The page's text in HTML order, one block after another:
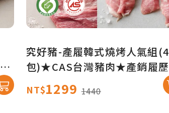
究好豬-產履韓式燒烤人氣組(4
包)★CAS台灣豬肉★產銷履歷
★【產地直送免運】
NT$1299 1440